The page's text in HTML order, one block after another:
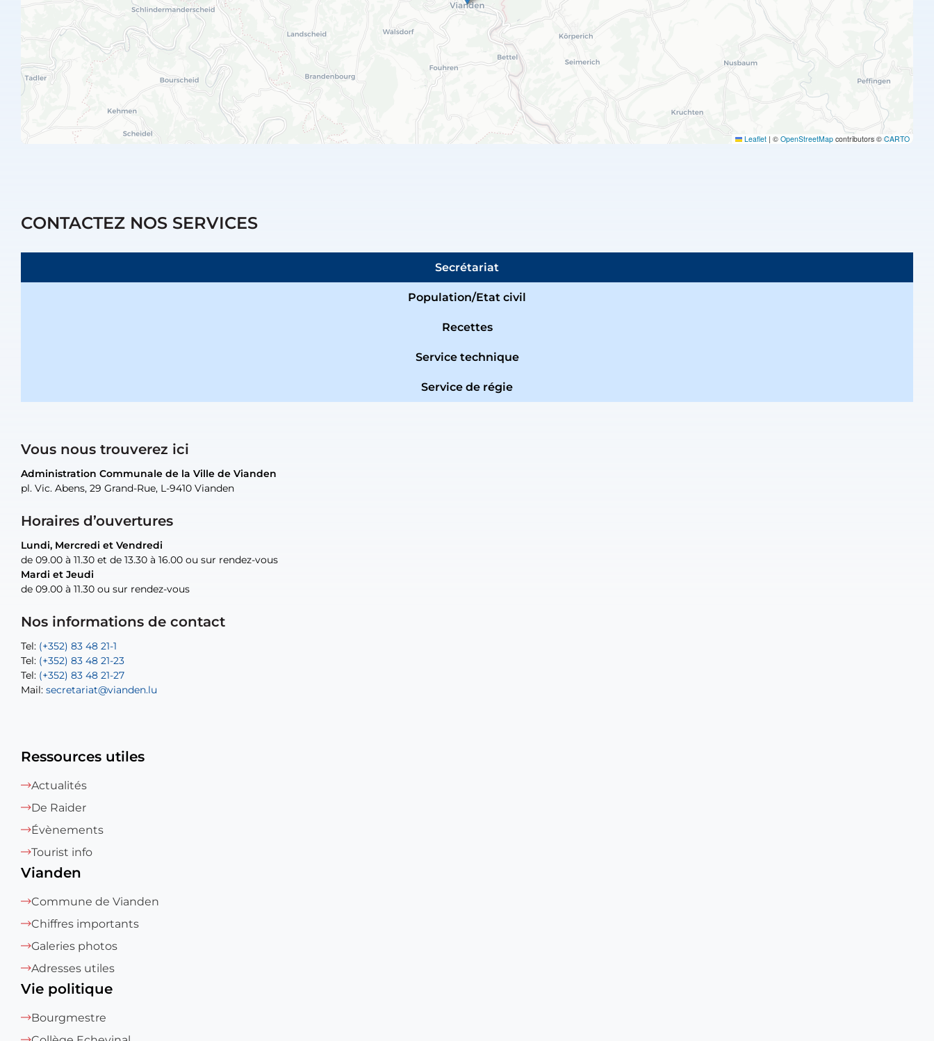
Leaflet | © OpenStreetMap contributors © CARTO
CONTACTEZ NOS SERVICES
Secrétariat
Population/Etat civil
Recettes
Service technique
Service de régie
Vous nous trouverez ici
Administration Communale de la Ville de Vianden
pl. Vic. Abens, 29 Grand-Rue, L-9410 Vianden
Horaires d’ouvertures
Lundi, Mercredi et Vendredi
de 09.00 à 11.30 et de 13.30 à 16.00 ou sur rendez-vous
Mardi et Jeudi
de 09.00 à 11.30 ou sur rendez-vous
Nos informations de contact
Tel: (+352) 83 48 21-1
Tel: (+352) 83 48 21-23
Tel: (+352) 83 48 21-27
Mail: secretariat@vianden.lu
Administration Communale de la Ville de Vianden
pl. Vic. Abens, 29 Grand-Rue, L-9410 Vianden
Lundi, Mercredi et Vendredi
de 09.00 à 11.30 et de 13.30 à 16.00 ou sur rendez-vous
Mardi et Jeudi
de 09.00 à 11.30 ou sur rendez-vous
Tel: (+352) 83 48 21-20
Tel: (+352) 83 48 21-22
Mail:sofia.carvalho@vianden.lu
Mail: diane.storn@vianden.lu
Administration Communale de la Ville de Vianden
pl. Vic. Abens, 29 Grand-Rue, L-9410 Vianden
uniquement sur rendez-vous
Mail:recette@vianden.lu
Administration Communale de la Ville de Vianden
pl. Vic. Abens, 29 Grand-Rue, L-9410 Vianden
uniquement sur rendez-vous
Tel:(+352) 83 48 21-31
Atelier Communal de la Ville de Vianden
30, rue Neugarten, L-9422 Vianden
uniquement sur rendez-vous
Tel:Permanence (Fuite d’eau) : 83 48 21 61
Ressources utiles
Actualités
De Raider
Évènements
Tourist info
Vianden
Commune de Vianden
Chiffres importants
Galeries photos
Adresses utiles
Vie politique
Bourgmestre